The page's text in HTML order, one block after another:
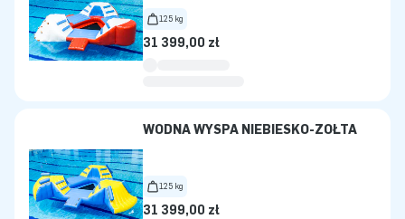
125 kg
31 399,00 zł
WODNA WYSPA NIEBIESKO-ŻÓŁTA
125 kg
31 399,00 zł